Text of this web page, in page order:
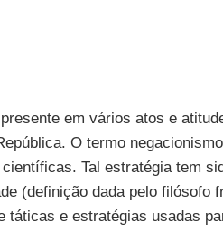
em vários atos e
O termo
Tal estratégia tem
(definição dada pelo filósofo
táticas e estratégias usadas